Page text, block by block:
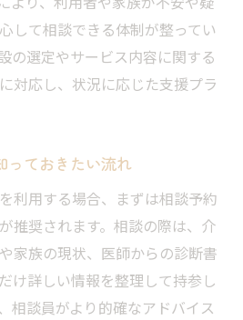
所で認定調査を受ける流れ
ら見た認定手続きの注意点
務所によるフォロー体制紹
護保険事務所相談事例紹介
パーキンソン症候群の介護
所で実践する慢性疾患支援の
して相談できる体制が整ってい
の選定やサービス内容に関する
対応し、状況に応じた支援プラ
っておきたい流れ
利用する場合、まずは相談予約
推奨されます。相談の際は、介
家族の現状、医師からの診断書
け詳しい情報を整理して持参し
相談員がより的確なアドバイス